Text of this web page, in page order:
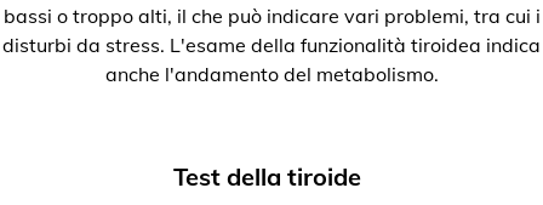
bassi o troppo alti, il che può indicare vari problemi, tra cui i
disturbi da stress. L'esame della funzionalità tiroidea indica
anche l'andamento del metabolismo.
Test della tiroide